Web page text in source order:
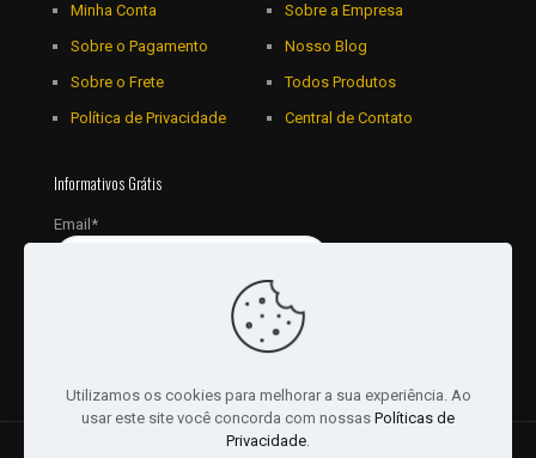
Minha Conta
Sobre o Pagamento
Sobre o Frete
Política de Privacidade
Sobre a Empresa
Nosso Blog
Todos Produtos
Central de Contato
Informativos Grátis
Email*
Utilizamos os cookies para melhorar a sua experiência. Ao
usar este site você concorda com nossas Políticas de
Privacidade.